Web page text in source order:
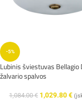
-5%
Lubinis šviestuvas Bellagio
žalvario spalvos
1,084.00€ 1,029.80€